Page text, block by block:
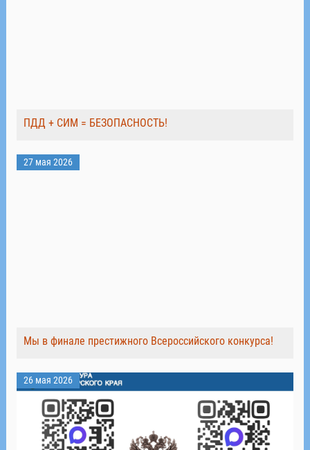
ПДД + СИМ = БЕЗОПАСНОСТЬ!
27 мая 2026
Мы в финале престижного Всероссийского конкурса!
26 мая 2026